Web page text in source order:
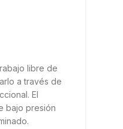
libre de
a través de
El
bajo presión